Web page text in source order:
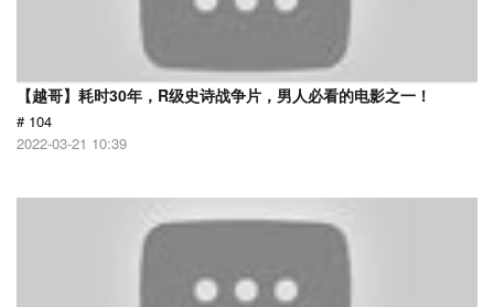
【越哥】耗时30年，R级史诗战争片，男人必看的电影之一！
# 104
2022-03-21 10:39